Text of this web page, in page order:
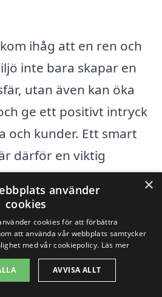
ihåg att en ren och
inte bara skapar en
utan även kan öka
ge ett positivt intryck
och kunder. Ett smart
därför en viktig
företag.
gratis och utan
×
använder
cookies
cookies för att förbättra
att använda vår webbplats samtycker
med vår cookiepolicy. Läs mer
AVVISA ALLT